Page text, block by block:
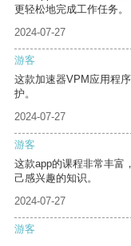
更轻松地完成工作任务。
2024-07-27
游客
这款加速器VPM应用程
护。
2024-07-27
游客
这款app的课程非常丰富
己感兴趣的知识。
2024-07-27
游客